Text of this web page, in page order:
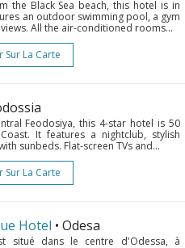
the Black Sea beach, this hotel is in
an outdoor swimming pool, a gym
All the air-conditioned rooms...
Sur La Carte
Feodosiya, this 4-star hotel is 50
It features a nightclub, stylish
sunbeds. Flat-screen TVs and...
Sur La Carte
Hotel • Odesa
situé dans le centre d'Odessa, à